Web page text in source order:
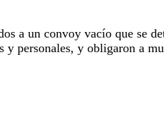
a un convoy vacío que se
personales, y obligaron a